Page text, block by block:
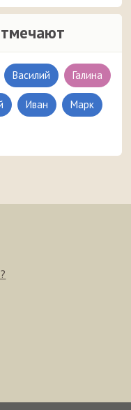
Василий Галина
Иван Марк